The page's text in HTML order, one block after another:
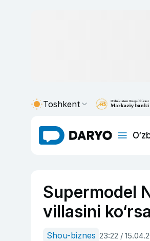
Toshkent
Supermodel
villasini
Shou-biznes 23:22 /